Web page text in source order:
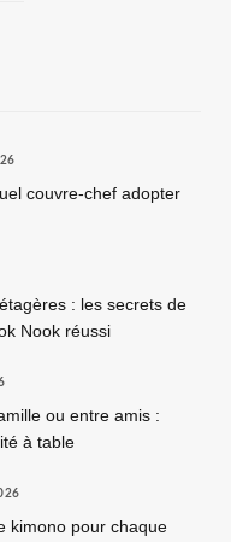
couvre-chef adopter
: les secrets de
Nook réussi
ou entre amis :
à table
kimono pour chaque